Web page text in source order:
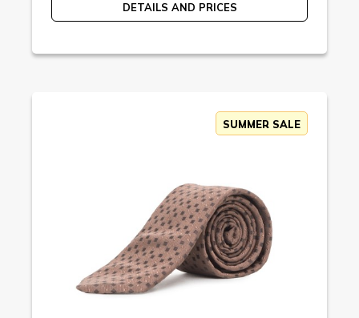
DETAILS AND PRICES
SUMMER SALE